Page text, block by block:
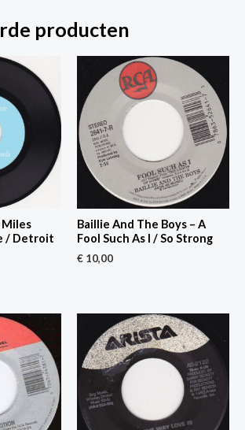
producten
Miles
/ Detroit
Baillie And The Boys – A
Fool Such As I / So Strong
€ 10,00